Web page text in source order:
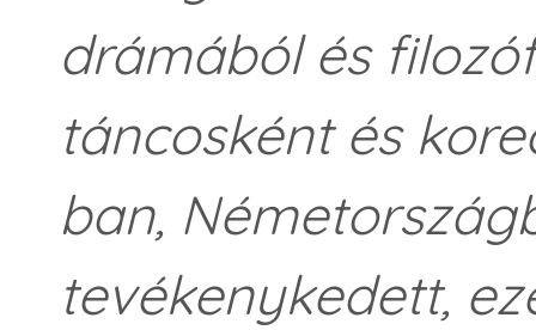
drámából és
táncosként és
ban,
tevékenykedett,